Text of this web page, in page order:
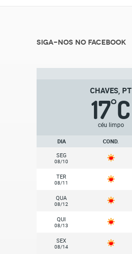
Siga-nos no Facebook
CHAVES, PT
17°C
céu limpo
DIA COND.
SEG
08/10
TER
08/11
QUA
08/12
QUI
08/13
SEX
08/14